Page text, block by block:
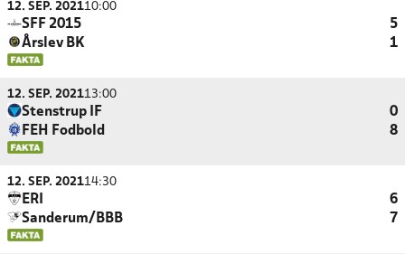
12. SEP. 202110:00
SFF 2015
5
Årslev BK
1
12. SEP. 202113:00
Stenstrup IF
0
FEH Fodbold
8
12. SEP. 202114:30
ERI
6
Sanderum/BBB
7